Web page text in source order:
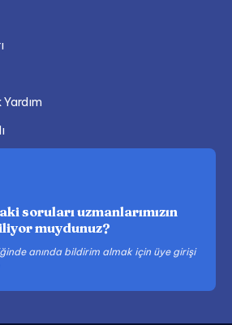
soruları uzmanlarımızın
muydunuz?
anında bildirim almak için üye girişi